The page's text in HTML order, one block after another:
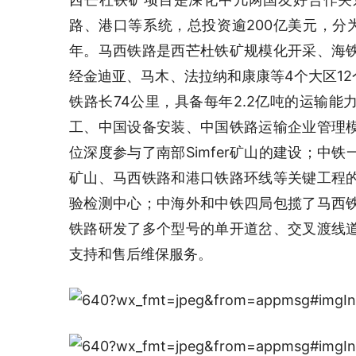
路、港口等系统，总投资逾200亿美元，分
年。马西铁路是西芒杜铁矿规模化开采、海
经金迪亚、马木、法拉纳和康康等4个大区
铁路长74公里，具备每年2.2亿吨的运输能
工、中国设备安装、中国铁路运输企业管理
位深度参与了南部Simfer矿山的建设；中铁
矿山、马西铁路和港口铁路环线等关键工程
验检测中心；中海外和中铁四局包揽了马西
铁路研发了多个型号的单开道岔、交叉渡线
支持和售后维保服务。